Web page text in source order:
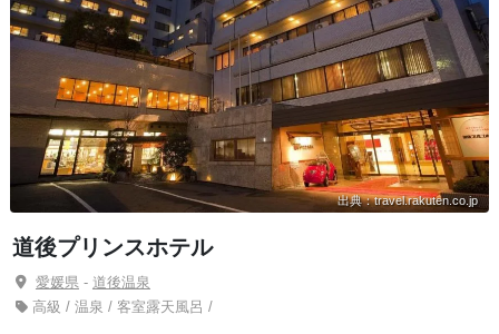
出典：travel.rakuten.co.jp
道後プリンスホテル
愛媛県- 道後温泉
高級 / 温泉 / 客室露天風呂 /